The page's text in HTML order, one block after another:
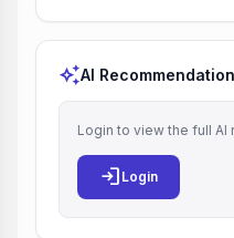
auto_awesomeAI
Login to view the full AI
login Login